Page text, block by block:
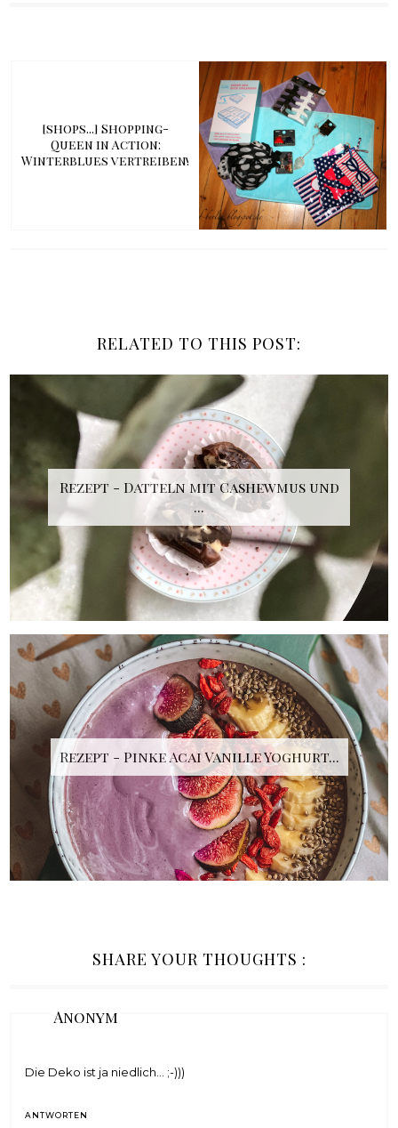
[shops...] Shopping-
Queen in Action:
Winterblues vertreiben!
RELATED TO THIS POST:
Rezept - Datteln mit Cashewmus und
...
Rezept - Pinke Acai Vanille Yoghurt...
SHARE YOUR THOUGHTS :
Anonym
Die Deko ist ja niedlich... ;-)))
ANTWORTEN